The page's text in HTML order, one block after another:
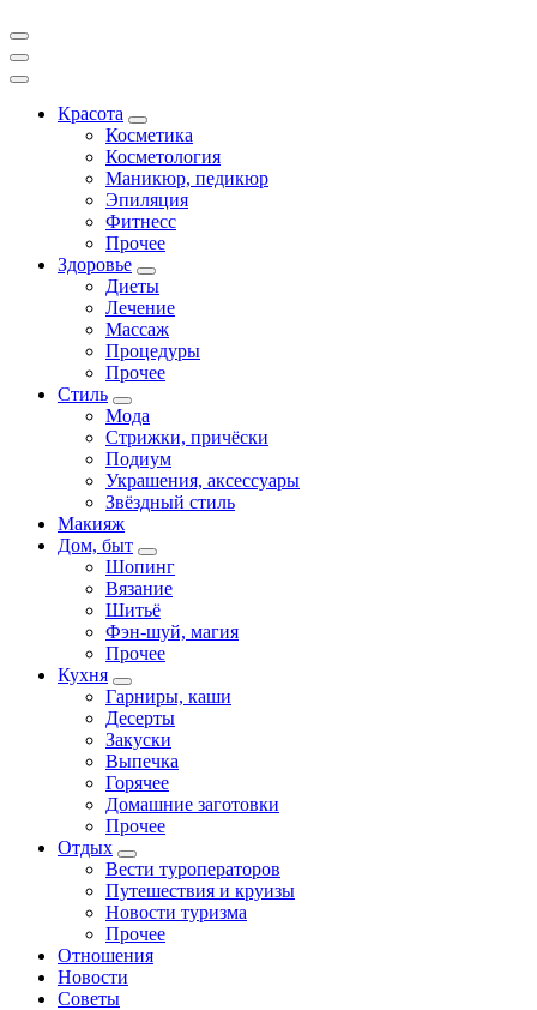
Красота
Косметика
Косметология
Маникюр, педикюр
Эпиляция
Фитнесс
Прочее
Здоровье
Диеты
Лечение
Массаж
Процедуры
Прочее
Стиль
Мода
Стрижки, причёски
Подиум
Украшения, аксессуары
Звёздный стиль
Макияж
Дом, быт
Шопинг
Вязание
Шитьё
Фэн-шуй, магия
Прочее
Кухня
Гарниры, каши
Десерты
Закуски
Выпечка
Горячее
Домашние заготовки
Прочее
Отдых
Вести туроператоров
Путешествия и круизы
Новости туризма
Прочее
Отношения
Новости
Советы